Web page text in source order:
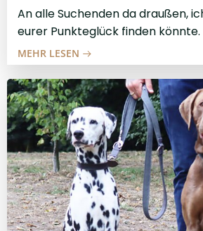
An alle Suchenden da draußen,
eurer Punkteglück finden könnte.
MEHR LESEN